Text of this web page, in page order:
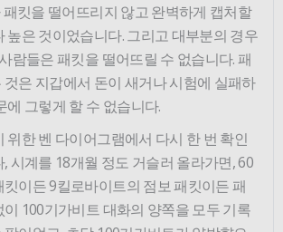
킷을 떨어뜨리지 않고 완벽하게 캡처할
높은 것이었습니다. 그리고 대부분의 경우
람들은 패킷을 떨어뜨릴 수 없습니다. 패
은 지갑에서 돈이 새거나 시험에 실패하
에 그렇게 할 수 없습니다.
위한 벤 다이어그램에서 다시 한 번 확인
시계를 18개월 정도 거슬러 올라가면, 60
이든 9킬로바이트의 점보 패킷이든 패
100기가비트 대화의 양쪽을 모두 기록